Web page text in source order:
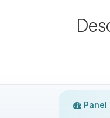
Panel